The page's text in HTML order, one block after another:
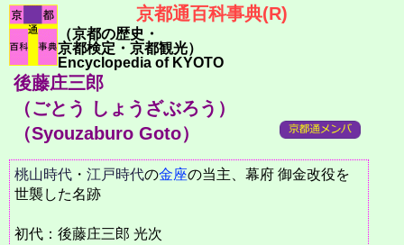
京都通百科事典(R)
（京都の歴史・
京都検定・京都観光）
Encyclopedia of KYOTO
後藤庄三郎
（ごとう しょうざぶろう）
（Syouzaburo Goto）
桃山時代 ・ 江戸時代の金座の当主、幕府 御金改役を
世襲した名跡
初代：後藤庄三郎 光次